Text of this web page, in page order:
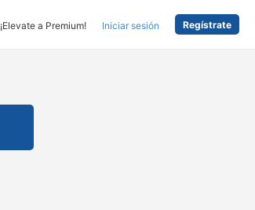
¡Elevate a Premium! Iniciar sesión Regístrate